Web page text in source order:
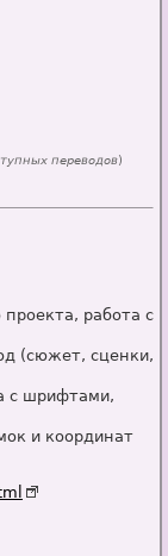
переводов)
работа с
(сюжет, сценки,
с шрифтами,
и координат